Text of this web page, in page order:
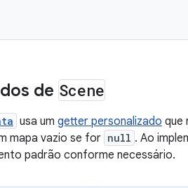
de Scene
usa um getter personalizado que
mapa vazio se for null . Ao
padrão conforme necessário.